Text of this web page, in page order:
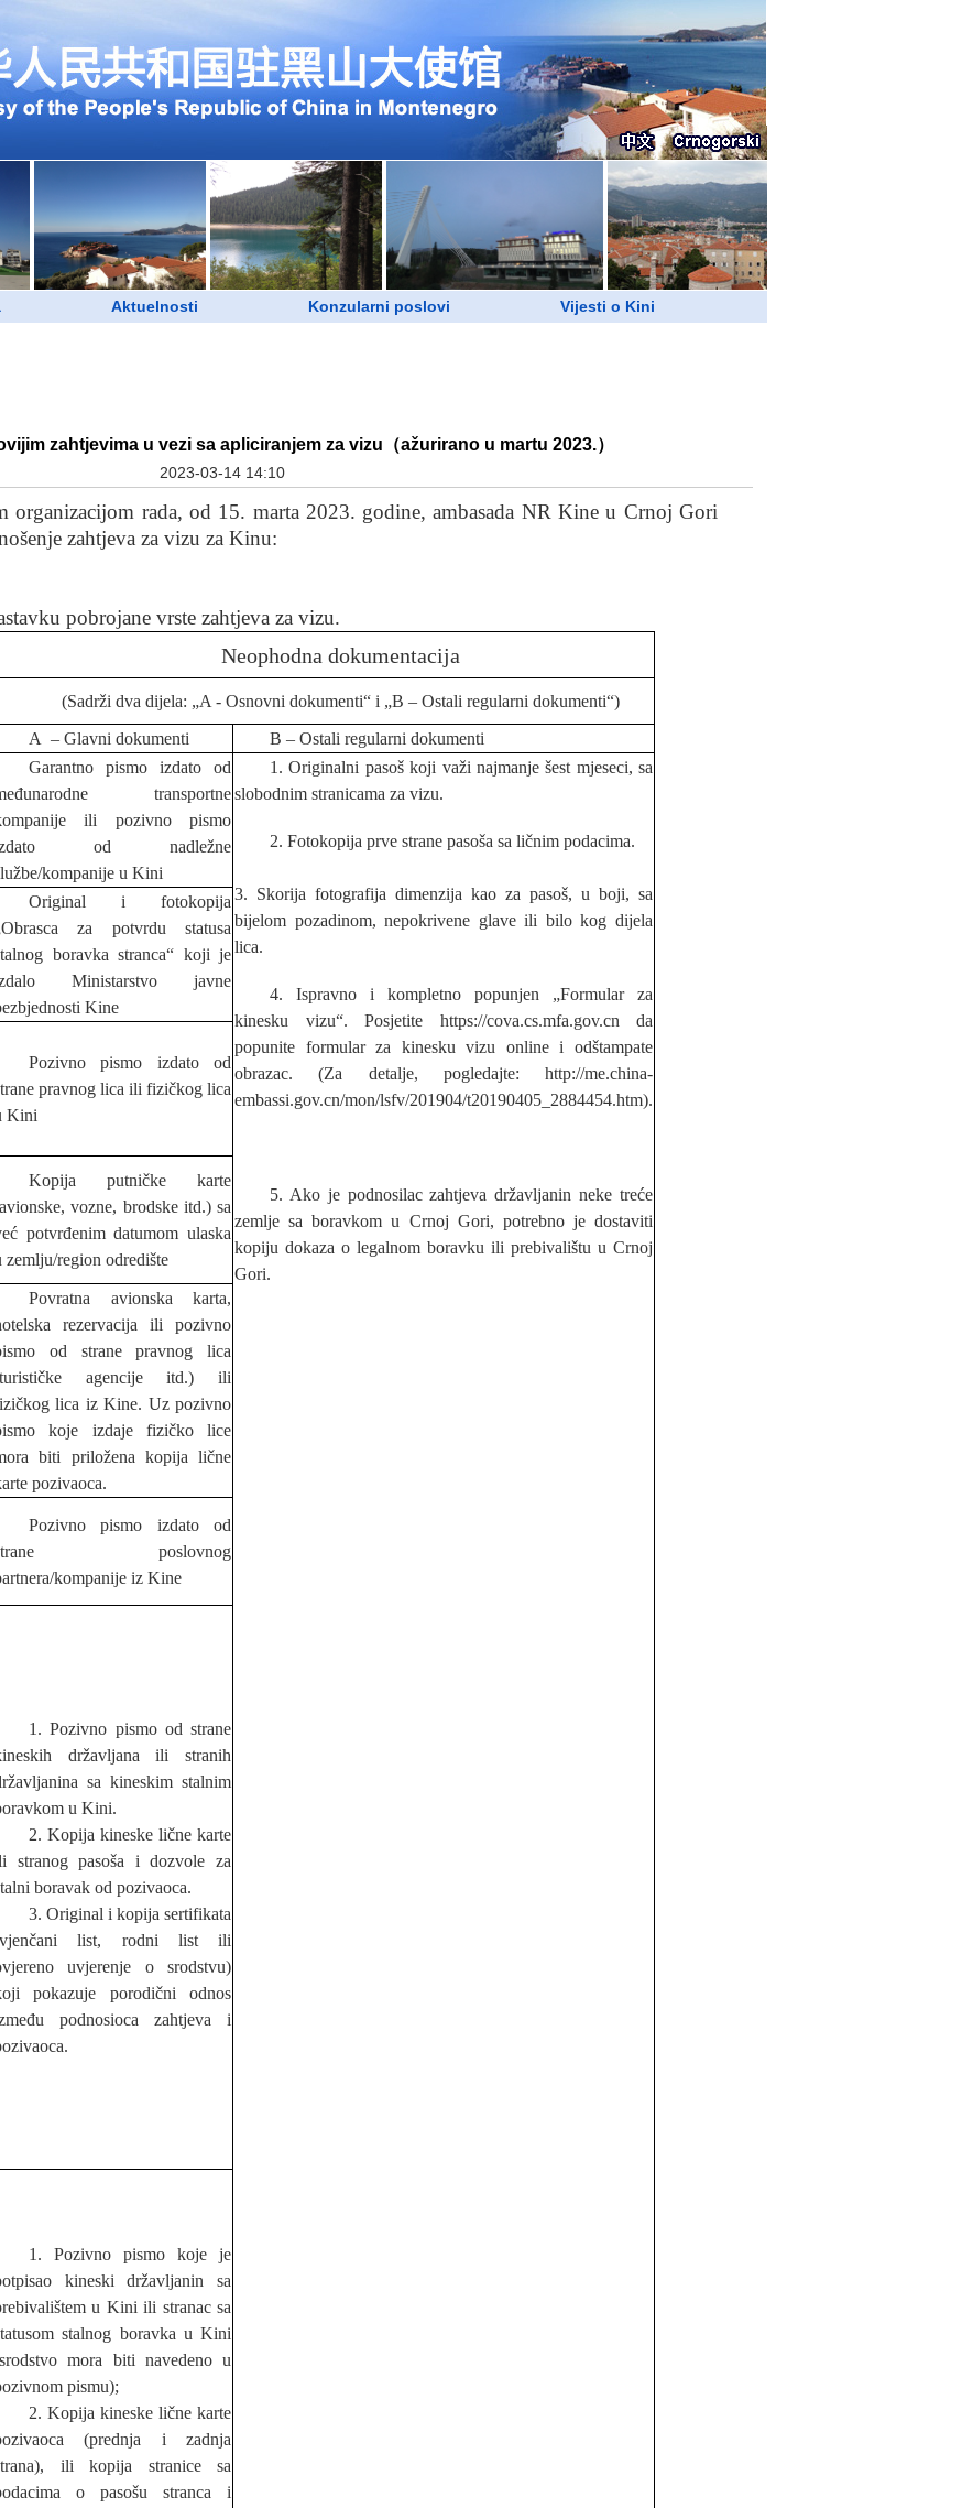
Aktuelnosti Konzularni poslovi Vijesti o Kini
zahtjevima u vezi sa apliciranjem za vizu（ažurirano u martu 2023.）
2023-03-14 14:10
organizacijom rada, od 15. marta 2023. godine, ambasada NR Kine u Crnoj Gori
zahtjeva za vizu za Kinu:
pobrojane vrste zahtjeva za vizu.
Neophodna dokumentacija
(Sadrži dva dijela: „A - Osnovni dokumenti“ i „B – Ostali regularni dokumenti“)
A – Glavni dokumenti B – Ostali regularni dokumenti
Garantno pismo izdato od
transportne
ili pozivno pismo
od nadležne
kompanije u Kini
1. Originalni pasoš koji važi najmanje šest mjeseci, sa
slobodnim stranicama za vizu.
2. Fotokopija prve strane pasoša sa ličnim podacima.
3. Skorija fotografija dimenzija kao za pasoš, u boji, sa
bijelom pozadinom, nepokrivene glave ili bilo kog dijela
lica.
4. Ispravno i kompletno popunjen „Formular za
kinesku vizu“. Posjetite https://cova.cs.mfa.gov.cn da
popunite formular za kinesku vizu online i odštampate
obrazac. (Za detalje, pogledajte: http://me.china-
embassi.gov.cn/mon/lsfv/201904/t20190405_2884454.htm).
5. Ako je podnosilac zahtjeva državljanin neke treće
zemlje sa boravkom u Crnoj Gori, potrebno je dostaviti
kopiju dokaza o legalnom boravku ili prebivalištu u Crnoj
Gori.
Original i fotokopija
za potvrdu statusa
boravka stranca“ koji je
Ministarstvo javne
Kine
Pozivno pismo izdato od
pravnog lica ili fizičkog lica
Kini
Kopija putničke karte
vozne, brodske itd.) sa
potvrđenim datumom ulaska
zemlju/region odredište
Povratna avionska karta,
rezervacija ili pozivno
od strane pravnog lica
agencije itd.) ili
lica iz Kine. Uz pozivno
koje izdaje fizičko lice
biti priložena kopija lične
pozivaoca.
Pozivno pismo izdato od
poslovnog
kompanije iz Kine
1. Pozivno pismo od strane
državljana ili stranih
sa kineskim stalnim
u Kini.
2. Kopija kineske lične karte
stranog pasoša i dozvole za
boravak od pozivaoca.
3. Original i kopija sertifikata
list, rodni list ili
uvjerenje o srodstvu)
pokazuje porodični odnos
podnosioca zahtjeva i
1. Pozivno pismo koje je
kineski državljanin sa
štem u Kini ili stranac sa
stalnog boravka u Kini
mora biti navedeno u
pismu);
2. Kopija kineske lične karte
(prednja i zadnja
ili kopija stranice sa
o pasošu stranca i